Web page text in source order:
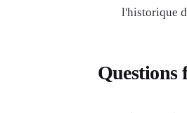
l'historique
Questions